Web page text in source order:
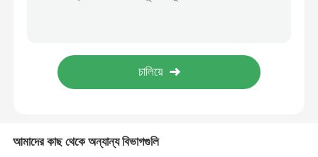
উচ্চ গতির তার
আমাদের কাছ থেকে অন্যান্য বিভাগগুলি